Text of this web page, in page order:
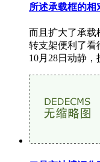
所述承载框的相
而且扩大了承载
转支架便利了看
10月28日动静，